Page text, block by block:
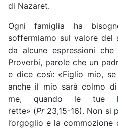
di Nazaret.
Ogni famiglia ha
soffermiamo sul valore
da alcune espressioni
Proverbi, parole che un
e dice così: «Figlio mio,
anche il mio sarà colmo
me, quando le tue
rette» (Pr23,15-16). Non si
l’orgoglio e la